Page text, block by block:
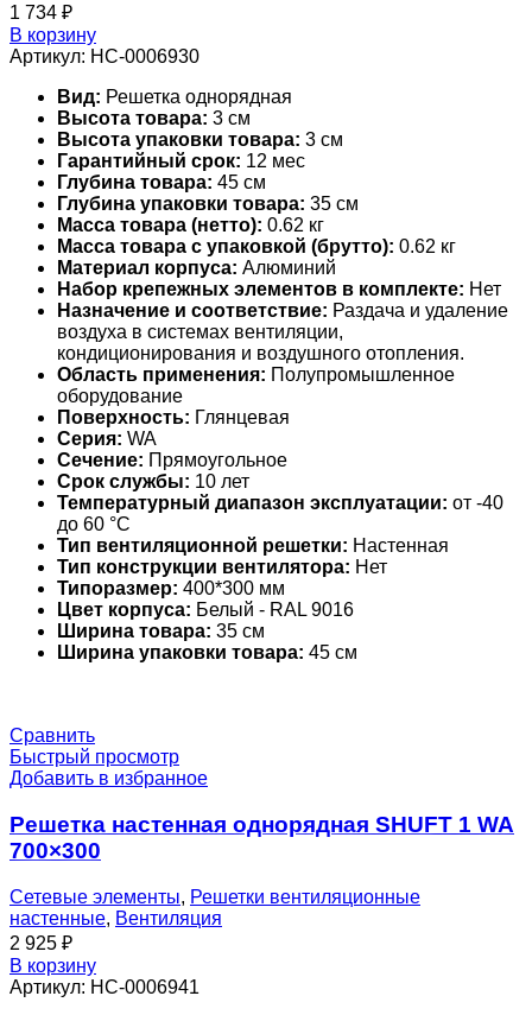
1 734 ₽
В корзину
Артикул: НС-0006930
Вид: Решетка однорядная
Высота товара: 3 см
Высота упаковки товара: 3 см
Гарантийный срок: 12 мес
Глубина товара: 45 см
Глубина упаковки товара: 35 см
Масса товара (нетто): 0.62 кг
Масса товара с упаковкой (брутто): 0.62 кг
Материал корпуса: Алюминий
Набор крепежных элементов в комплекте: Нет
Назначение и соответствие: Раздача и удаление
воздуха в системах вентиляции,
кондиционирования и воздушного отопления.
Область применения: Полупромышленное
оборудование
Поверхность: Глянцевая
Серия: WA
Сечение: Прямоугольное
Срок службы: 10 лет
Температурный диапазон эксплуатации: от -40
до 60 °С
Тип вентиляционной решетки: Настенная
Тип конструкции вентилятора: Нет
Типоразмер: 400*300 мм
Цвет корпуса: Белый - RAL 9016
Ширина товара: 35 см
Ширина упаковки товара: 45 см
Сравнить
Быстрый просмотр
Добавить в избранное
Решетка настенная однорядная SHUFT 1 WA
700×300
Сетевые элементы, Решетки вентиляционные
настенные, Вентиляция
2 925 ₽
В корзину
Артикул: НС-0006941